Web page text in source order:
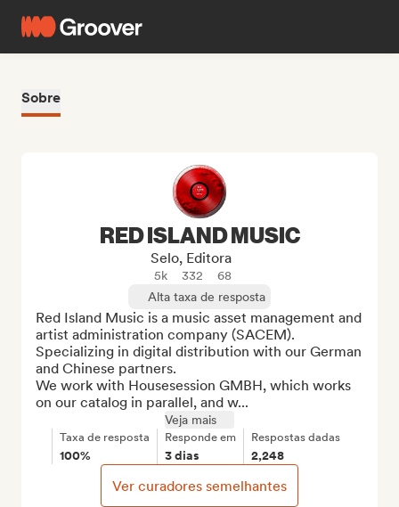
Sobre
RED ISLAND MUSIC
Selo, Editora
5k 332
68
Alta taxa de resposta
Red Island Music is a music asset management and
artist administration company (SACEM).
Specializing in digital distribution with our German
and Chinese partners.
We work with Housesession GMBH, which works
on our catalog in parallel, and w...
Veja mais
Taxa de resposta
100%
Responde em
3 dias
Respostas dadas
2,248
Ver curadores semelhantes